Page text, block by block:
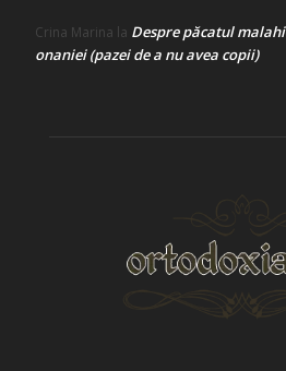
Crina Marina la Despre păcatul
onaniei (pazei de a nu avea copii)